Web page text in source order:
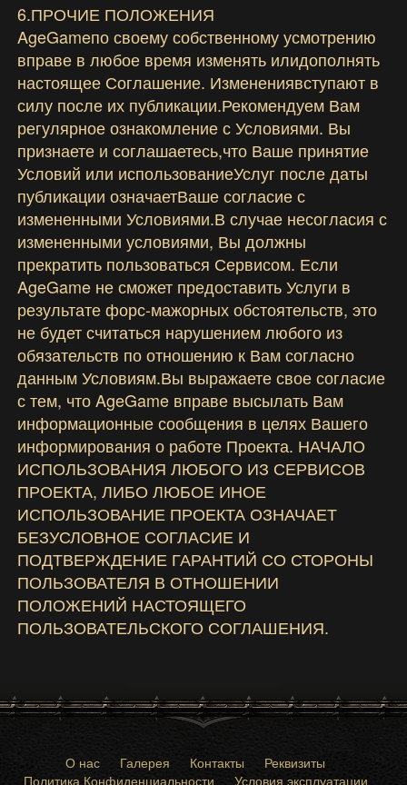
6.ПРОЧИЕ ПОЛОЖЕНИЯ
AgeGameпо своему собственному усмотрению
вправе в любое время изменять илидополнять
настоящее Соглашение. Изменениявступают в
силу после их публикации.Рекомендуем Вам
регулярное ознакомление с Условиями. Вы
признаете и соглашаетесь,что Ваше принятие
Условий или использованиеУслуг после даты
публикации означаетВаше согласие с
измененными Условиями.В случае несогласия с
измененными условиями, Вы должны
прекратить пользоваться Сервисом. Если
AgeGame не сможет предоставить Услуги в
результате форс-мажорных обстоятельств, это
не будет считаться нарушением любого из
обязательств по отношению к Вам согласно
данным Условиям.Вы выражаете свое согласие
с тем, что AgeGame вправе высылать Вам
информационные сообщения в целях Вашего
информирования о работе Проекта. НАЧАЛО
ИСПОЛЬЗОВАНИЯ ЛЮБОГО ИЗ СЕРВИСОВ
ПРОЕКТА, ЛИБО ЛЮБОЕ ИНОЕ
ИСПОЛЬЗОВАНИЕ ПРОЕКТА ОЗНАЧАЕТ
БЕЗУСЛОВНОЕ СОГЛАСИЕ И
ПОДТВЕРЖДЕНИЕ ГАРАНТИЙ СО СТОРОНЫ
ПОЛЬЗОВАТЕЛЯ В ОТНОШЕНИИ
ПОЛОЖЕНИЙ НАСТОЯЩЕГО
ПОЛЬЗОВАТЕЛЬСКОГО СОГЛАШЕНИЯ.
О нас Галерея Контакты
Реквизиты
Политика Конфиденциальности
Условия эксплуатации